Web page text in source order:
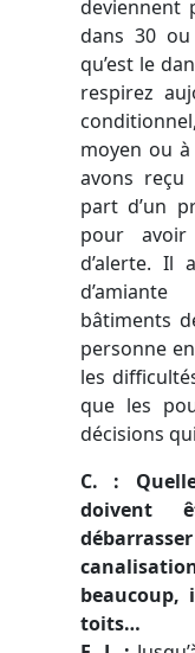
deviennent
dans 30 ou
qu’est le
respirez
moyen ou
avons reçu
part d’un
pour
d’alerte. Il
bâtiments
personne
les
que les
décisions
C. :
doivent
toits…